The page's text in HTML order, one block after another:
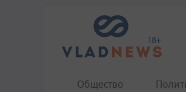
Общество